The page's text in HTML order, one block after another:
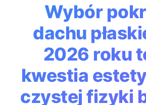
Wybór
dachu
2026 roku
kwestia
czystej fizyki